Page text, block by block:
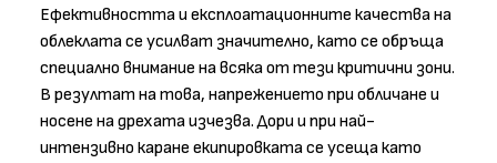
Ефективността и експлоатационните качества на
облеклата се усилват значително, като се обръща
специално внимание на всяка от тези критични зони.
В резултат на това, напрежението при обличане и
носене на дрехата изчезва. Дори и при най-
интензивно каране екипировката се усеща като